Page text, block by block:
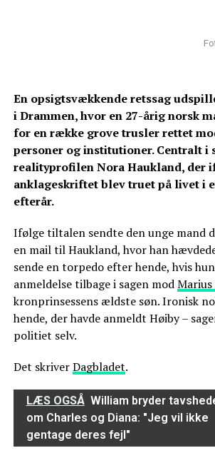
En opsigtsvækkende retssag
i Drammen, hvor en 27-årig norsk
for en række grove trusler rettet
personer og institutioner. Centralt i
realityprofilen Nora Haukland, der
anklageskriftet blev truet på livet i
efterår.
Ifølge tiltalen sendte den unge mand
en mail til Haukland, hvor han
sende en torpedo efter hende, hvis
anmeldelse tilbage i sagen mod
kronprinsessens ældste søn. Ironisk
hende, der havde anmeldt Høiby –
politiet selv.
Det skriverDagbladet.
LÆS OGSÅ William bryder
om Charles og Diana: "Jeg vil ikke
gentage deres fejl"